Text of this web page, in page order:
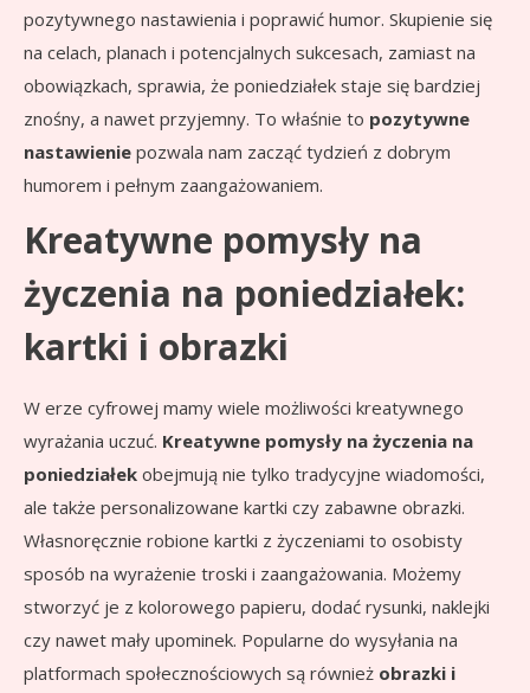
pozytywnego nastawienia i poprawić humor. Skupienie się
na celach, planach i potencjalnych sukcesach, zamiast na
obowiązkach, sprawia, że poniedziałek staje się bardziej
znośny, a nawet przyjemny. To właśnie to pozytywne
nastawienie pozwala nam zacząć tydzień z dobrym
humorem i pełnym zaangażowaniem.
Kreatywne pomysły na
życzenia na poniedziałek:
kartki i obrazki
W erze cyfrowej mamy wiele możliwości kreatywnego
wyrażania uczuć. Kreatywne pomysły na życzenia na
poniedziałek obejmują nie tylko tradycyjne wiadomości,
ale także personalizowane kartki czy zabawne obrazki.
Własnoręcznie robione kartki z życzeniami to osobisty
sposób na wyrażenie troski i zaangażowania. Możemy
stworzyć je z kolorowego papieru, dodać rysunki, naklejki
czy nawet mały upominek. Popularne do wysyłania na
platformach społecznościowych są również obrazki i